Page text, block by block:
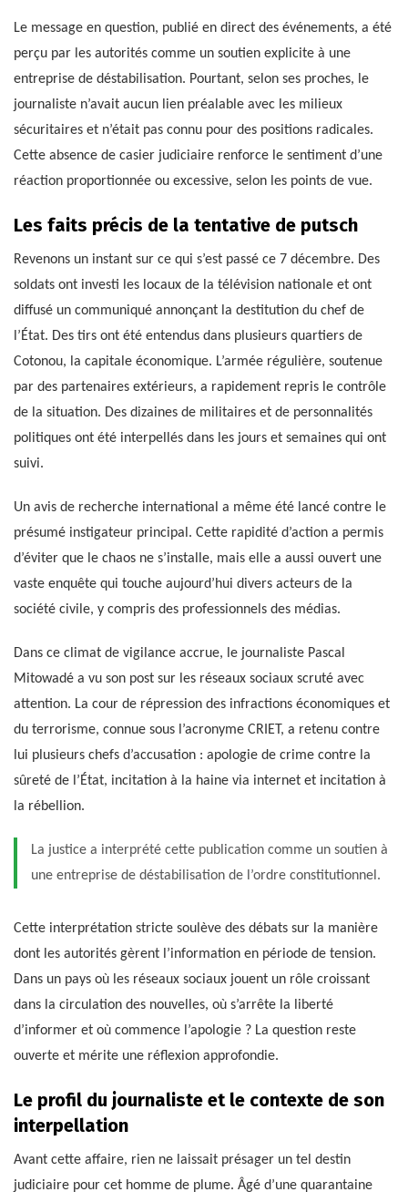
Le message en question, publié en direct des événements, a été
perçu par les autorités comme un soutien explicite à une
entreprise de déstabilisation. Pourtant, selon ses proches, le
journaliste n’avait aucun lien préalable avec les milieux
sécuritaires et n’était pas connu pour des positions radicales.
Cette absence de casier judiciaire renforce le sentiment d’une
réaction proportionnée ou excessive, selon les points de vue.
Les faits précis de la tentative de putsch
Revenons un instant sur ce qui s’est passé ce 7 décembre. Des
soldats ont investi les locaux de la télévision nationale et ont
diffusé un communiqué annonçant la destitution du chef de
l’État. Des tirs ont été entendus dans plusieurs quartiers de
Cotonou, la capitale économique. L’armée régulière, soutenue
par des partenaires extérieurs, a rapidement repris le contrôle
de la situation. Des dizaines de militaires et de personnalités
politiques ont été interpellés dans les jours et semaines qui ont
suivi.
Un avis de recherche international a même été lancé contre le
présumé instigateur principal. Cette rapidité d’action a permis
d’éviter que le chaos ne s’installe, mais elle a aussi ouvert une
vaste enquête qui touche aujourd’hui divers acteurs de la
société civile, y compris des professionnels des médias.
Dans ce climat de vigilance accrue, le journaliste Pascal
Mitowadé a vu son post sur les réseaux sociaux scruté avec
attention. La cour de répression des infractions économiques et
du terrorisme, connue sous l’acronyme CRIET, a retenu contre
lui plusieurs chefs d’accusation : apologie de crime contre la
sûreté de l’État, incitation à la haine via internet et incitation à
la rébellion.
La justice a interprété cette publication comme un soutien à
une entreprise de déstabilisation de l’ordre constitutionnel.
Cette interprétation stricte soulève des débats sur la manière
dont les autorités gèrent l’information en période de tension.
Dans un pays où les réseaux sociaux jouent un rôle croissant
dans la circulation des nouvelles, où s’arrête la liberté
d’informer et où commence l’apologie ? La question reste
ouverte et mérite une réflexion approfondie.
Le profil du journaliste et le contexte de son
interpellation
Avant cette affaire, rien ne laissait présager un tel destin
judiciaire pour cet homme de plume. Âgé d’une quarantaine